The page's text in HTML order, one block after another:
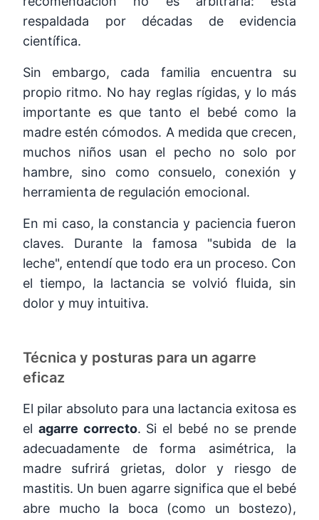
respaldada por décadas de evidencia
científica.
Sin embargo, cada familia encuentra su
propio ritmo. No hay reglas rígidas, y lo más
importante es que tanto el bebé como la
madre estén cómodos. A medida que crecen,
muchos niños usan el pecho no solo por
hambre, sino como consuelo, conexión y
herramienta de regulación emocional.
En mi caso, la constancia y paciencia fueron
claves. Durante la famosa "subida de la
leche", entendí que todo era un proceso. Con
el tiempo, la lactancia se volvió fluida, sin
dolor y muy intuitiva.
Técnica y posturas para un agarre
eficaz
El pilar absoluto para una lactancia exitosa es
el agarre correcto. Si el bebé no se prende
adecuadamente de forma asimétrica, la
madre sufrirá grietas, dolor y riesgo de
mastitis. Un buen agarre significa que el bebé
abre mucho la boca (como un bostezo),